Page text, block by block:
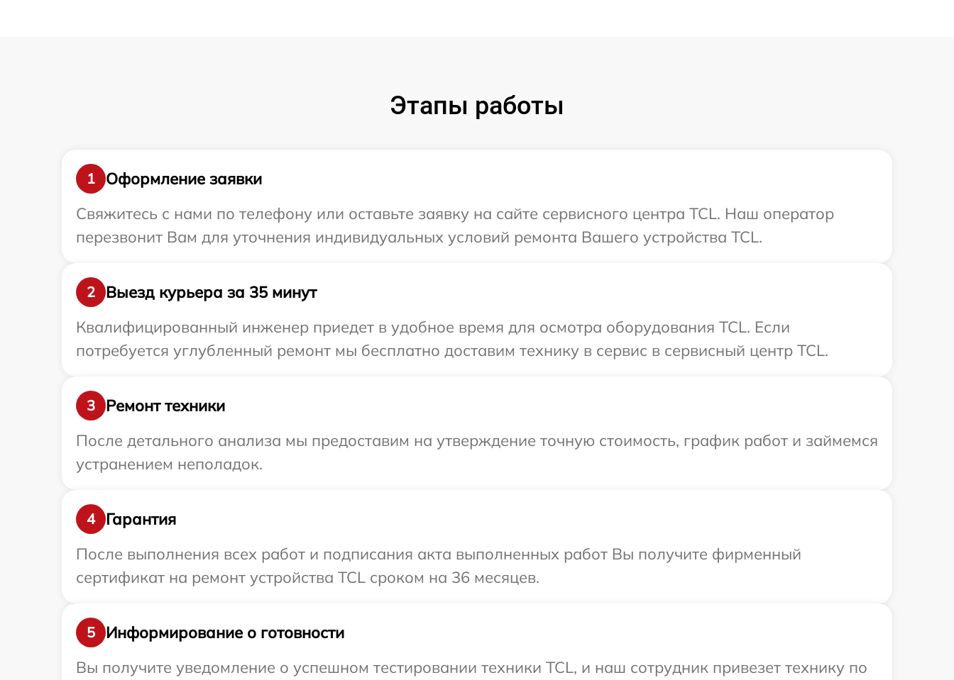
Этапы работы
1
Оформление заявки
Свяжитесь с нами по телефону или оставьте заявку на сайте сервисного центра TCL. Наш оператор
перезвонит Вам для уточнения индивидуальных условий ремонта Вашего устройства TCL.
2
Выезд курьера за 35 минут
Квалифицированный инженер приедет в удобное время для осмотра оборудования TCL. Если
потребуется углубленный ремонт мы бесплатно доставим технику в сервис в сервисный центр TCL.
3
Ремонт техники
После детального анализа мы предоставим на утверждение точную стоимость, график работ и займемся
устранением неполадок.
4
Гарантия
После выполнения всех работ и подписания акта выполненных работ Вы получите фирменный
сертификат на ремонт устройства TCL сроком на 36 месяцев.
5
Информирование о готовности
Вы получите уведомление о успешном тестировании техники TCL, и наш сотрудник привезет технику по